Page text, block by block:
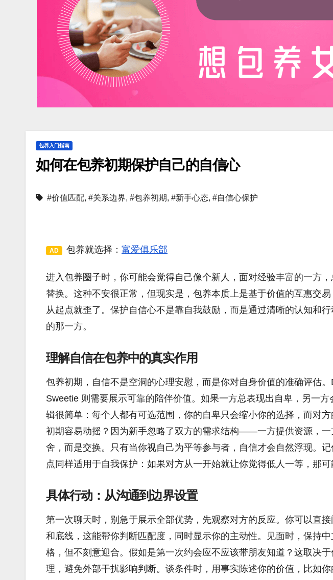
包养入门指南
如何在包养初期保护自己的自信心
#价值匹配, #关系边界, #包养初期, #新手心态, #自信心保护
AD 包养就选择： 富爱俱乐部
进入包养圈子时，你可能会觉得自己像个新人，面对经验丰富的一方
替换。这种不安很正常，但现实是，包养本质上是基于价值的互惠交
从起点就歪了。保护自信心不是靠自我鼓励，而是通过清晰的认知和
的那一方。
理解自信在包养中的真实作用
包养初期，自信不是空洞的心理安慰，而是你对自身价值的准确评估
Sweetie 则需要展示可靠的陪伴价值。如果一方总表现出自卑，另一
辑很简单：每个人都有可选范围，你的自卑只会缩小你的选择，而对
初期容易动摇？因为新手忽略了双方的需求结构——一方提供资源，
舍，而是交换。只有当你视自己为平等参与者，自信才会自然浮现。记
点同样适用于自我保护：如果对方从一开始就让你觉得低人一等，那可
具体行动：从沟通到边界设置
第一次聊天时，别急于展示全部优势，先观察对方的反应。你可以直
和底线，这能帮你判断匹配度，同时显示你的主动性。见面时，保持
格，但不刻意迎合。假如是第一次约会应不应该带朋友知道？这取决
理，避免外部干扰影响判断。谈条件时，用事实陈述你的价值，比如